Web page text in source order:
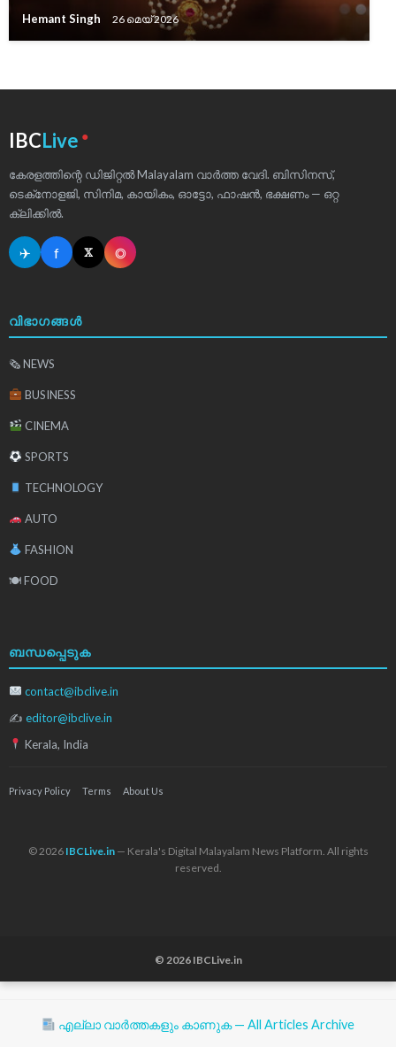
Hemant Singh 26 മെയ്‌ 2026
IBCLive ●
കേരളത്തിന്റെ ഡിജിറ്റൽ Malayalam വാർത്ത വേദി. ബിസിനസ്,
ടെക്‌നോളജി, സിനിമ, കായികം, ഓട്ടോ, ഫാഷൻ, ഭക്ഷണം — ഒറ്റ
ക്ലിക്കിൽ.
✈ f 𝕏 ◎
വിഭാഗങ്ങൾ
🗞 NEWS
BUSINESS
CINEMA
SPORTS
TECHNOLOGY
AUTO
FASHION
🍽 FOOD
ബന്ധപ്പെടുക
contact@ibclive.in
✍ editor@ibclive.in
Kerala, India
Privacy Policy Terms About Us
© 2026 IBCLive.in— Kerala's Digital Malayalam News Platform. All rights
reserved.
© 2026 IBCLive.in
എല്ലാ വാർത്തകളും കാണുക — All Articles Archive